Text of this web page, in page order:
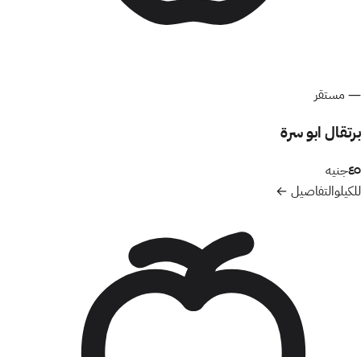
— مستقر
برتقال ابو سرة
٤٥جنيه
للكيلوالتفاصيل ←